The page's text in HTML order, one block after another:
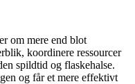
om mere end blot
koordinere ressourcer
spildtid og flaskehalse.
og får et mere effektivt